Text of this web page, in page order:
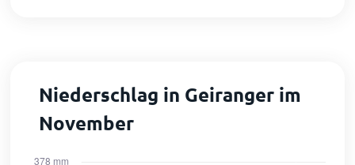
Niederschlag in Geiranger im
November